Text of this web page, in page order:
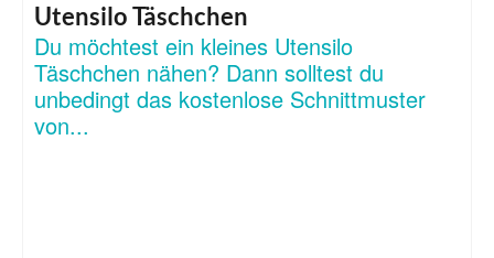
Utensilo Täschchen
Du möchtest ein kleines Utensilo
Täschchen nähen? Dann solltest du
unbedingt das kostenlose Schnittmuster
von...